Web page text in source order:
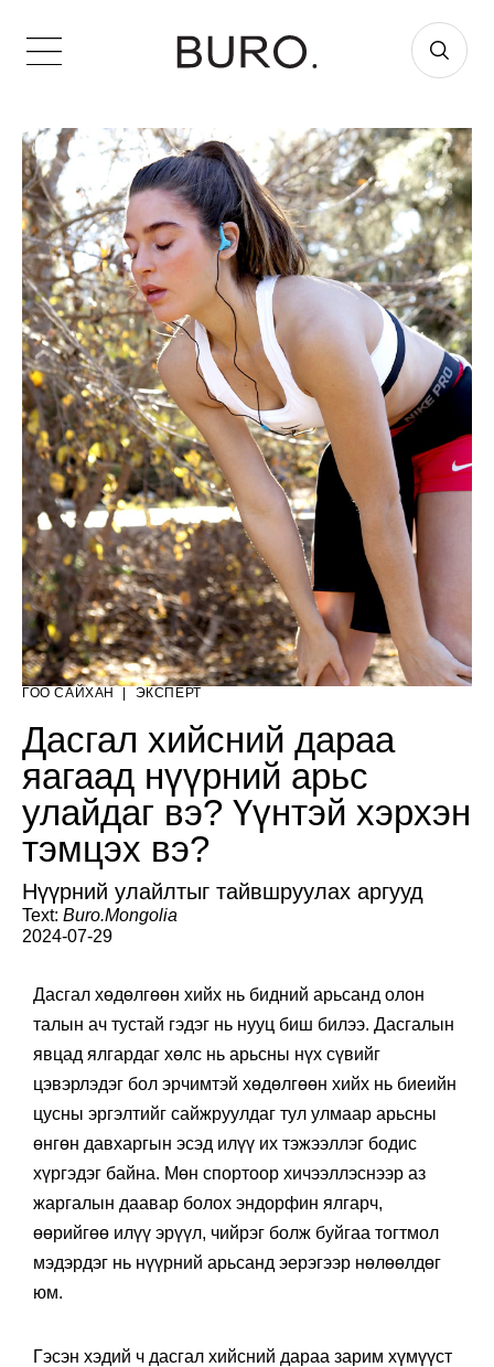
ГОО САЙХАН | ЭКСПЕРТ
Дасгал хийсний дараа
яагаад нүүрний арьс
улайдаг вэ? Үүнтэй хэрхэн
тэмцэх вэ?
Нүүрний улайлтыг тайвшруулах аргууд
Text: Buro.Mongolia
2024-07-29
Дасгал хөдөлгөөн хийх нь бидний арьсанд олон
талын ач тустай гэдэг нь нууц биш билээ. Дасгалын
явцад ялгардаг хөлс нь арьсны нүх сүвийг
цэвэрлэдэг бол эрчимтэй хөдөлгөөн хийх нь биеийн
цусны эргэлтийг сайжруулдаг тул улмаар арьсны
өнгөн давхаргын эсэд илүү их тэжээллэг бодис
хүргэдэг байна. Мөн спортоор хичээллэснээр аз
жаргалын даавар болох эндорфин ялгарч,
өөрийгөө илүү эрүүл, чийрэг болж буйгаа тогтмол
мэдэрдэг нь нүүрний арьсанд эерэгээр нөлөөлдөг
юм.
Гэсэн хэдий ч дасгал хийсний дараа зарим хүмүүст